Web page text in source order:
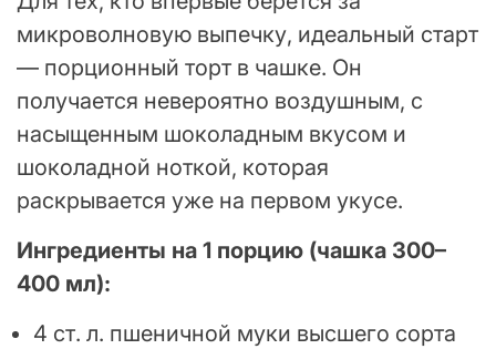
микроволновую выпечку, идеальный старт
— порционный торт в чашке. Он
получается невероятно воздушным, с
насыщенным шоколадным вкусом и
шоколадной ноткой, которая
раскрывается уже на первом укусе.
Ингредиенты на 1 порцию (чашка 300–
400 мл):
4 ст. л. пшеничной муки высшего сорта